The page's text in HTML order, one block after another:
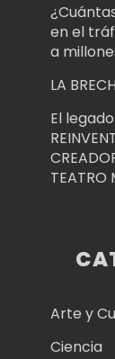
en el
a
LA
El legado
TEATRO
Arte y
Ciencia